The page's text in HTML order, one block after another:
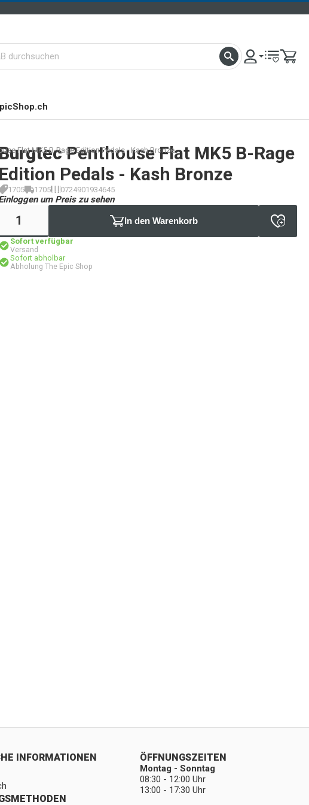
Flat MK5 B-Rage Edition Pedals - Kash Bronze
Penthouse Flat MK5 B-Rage
Edition Pedals - Kash Bronze
1705 1705 0724901934645
um Preis zu sehen
In den Warenkorb
Sofort verfügbar
Versand
Sofort abholbar
Abholung The Epic Shop
INFORMATIONEN ÖFFNUNGSZEITEN
Montag - Sonntag
08:30 - 12:00 Uhr
13:00 - 17:30 Uhr